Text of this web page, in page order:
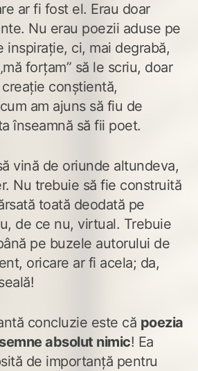
ar fi fost el. Erau doar
Nu erau poezii aduse pe
inspirație, ci, mai degrabă,
forțam” să le scriu, doar
conștientă,
am ajuns să fiu de
înseamnă să fii poet.
vină de oriunde altundeva,
Nu trebuie să fie construită
toată deodată pe
de ce nu, virtual. Trebuie
pe buzele autorului de
oricare ar fi acela; da,
concluzie este că poezia
absolut nimic! Ea
de importanță pentru